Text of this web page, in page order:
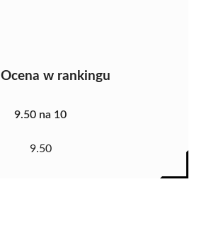
Ocena w rankingu
9.50 na 10
9.50